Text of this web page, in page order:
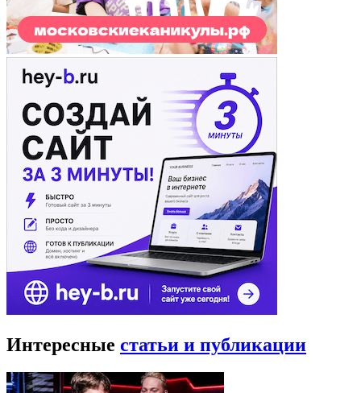
Интересные статьи и публикации